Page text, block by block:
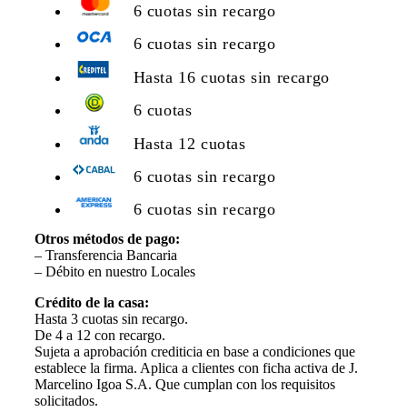
6 cuotas sin recargo
6 cuotas sin recargo
Hasta 16 cuotas sin recargo
6 cuotas
Hasta 12 cuotas
6 cuotas sin recargo
6 cuotas sin recargo
Otros métodos de pago:
– Transferencia Bancaria
– Débito en nuestro Locales
Crédito de la casa:
Hasta 3 cuotas sin recargo.
De 4 a 12 con recargo.
Sujeta a aprobación crediticia en base a condiciones que
establece la firma. Aplica a clientes con ficha activa de J.
Marcelino Igoa S.A. Que cumplan con los requisitos
solicitados.